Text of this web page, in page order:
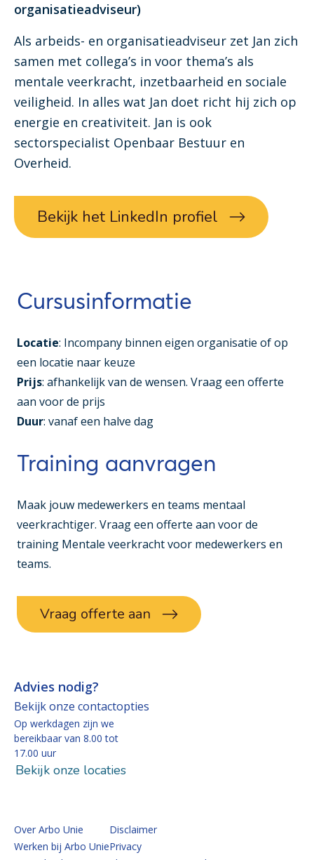
organisatieadviseur)
Als arbeids- en organisatieadviseur zet Jan zich
samen met collega’s in voor thema’s als
mentale veerkracht, inzetbaarheid en sociale
veiligheid. In alles wat Jan doet richt hij zich op
energie en creativiteit. Jan is ook
sectorspecialist Openbaar Bestuur en
Overheid.
Bekijk het LinkedIn profiel
Cursusinformatie
Locatie: Incompany binnen eigen organisatie of op
een locatie naar keuze
Prijs: afhankelijk van de wensen. Vraag een offerte
aan voor de prijs
Duur: vanaf een halve dag
Training aanvragen
Maak jouw medewerkers en teams mentaal
veerkrachtiger. Vraag een offerte aan voor de
training Mentale veerkracht voor medewerkers en
teams.
Vraag offerte aan
Advies nodig?
Bekijk onze contactopties
Op werkdagen zijn we
bereikbaar van 8.00 tot
17.00 uur
Bekijk onze locaties
Over Arbo Unie
Werken bij Arbo Unie
Disclaimer
Privacy